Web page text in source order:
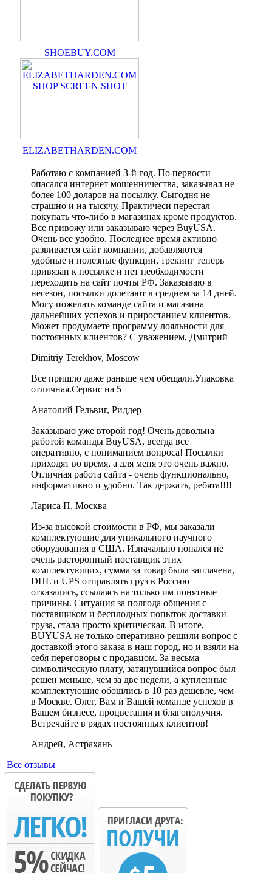
SHOEBUY.COM
ELIZABETHARDEN.COM
Работаю с компанией 3-й год. По первости
опасался интернет мошенничества, заказывал не
более 100 доларов на посылку. Сыгодня не
страшно и на тысячу. Практичеси перестал
покупать что-либо в магазинах кроме продуктов.
Все привожу или заказываю через BuyUSA.
Очень все удобно. Последнее время активно
развивается сайт компании, добавляются
удобные и полезные функции, трекинг теперь
привязан к посылке и нет необходимости
переходить на сайт почты РФ. Заказываю в
несезон, посылки долетают в среднем за 14 дней.
Могу пожелать команде сайта и магазина
дальнейших успехов и приростанием клиентов.
Может продумаете программу лояльности для
постоянных клиентов? С уважением, Дмитрий
Dimitriy Terekhov, Moscow
Все пришло даже раньше чем обещали.Упаковка
отличная.Сервис на 5+
Анатолий Гельвиг, Риддер
Заказываю уже второй год! Очень довольна
работой команды BuyUSA, всегда всё
оперативно, с пониманием вопроса! Посылки
приходят во время, а для меня это очень важно.
Отличная работа сайта - очень функционально,
информативно и удобно. Так держать, ребята!!!!
Лариса П, Москва
Из-за высокой стоимости в РФ, мы заказали
комплектующие для уникального научного
оборудования в США. Изначально попался не
очень расторопный поставщик этих
комплектующих, сумма за товар была заплачена,
DHL и UPS отправлять груз в Россию
отказались, ссылаясь на только им понятные
причины. Ситуация за полгода общения с
поставщиком и бесплодных попыток доставки
груза, стала просто критическая. В итоге,
BUYUSA не только оперативно решили вопрос с
доставкой этого заказа в наш город, но и взяли на
себя переговоры с продавцом. За весьма
символическую плату, затянувшийся вопрос был
решен меньше, чем за две недели, а купленные
комплектующие обошлись в 10 раз дешевле, чем
в Москве. Олег, Вам и Вашей команде успехов в
Вашем бизнесе, процветания и благополучия.
Встречайте в рядах постоянных клиентов!
Андрей, Астрахань
Все отзывы